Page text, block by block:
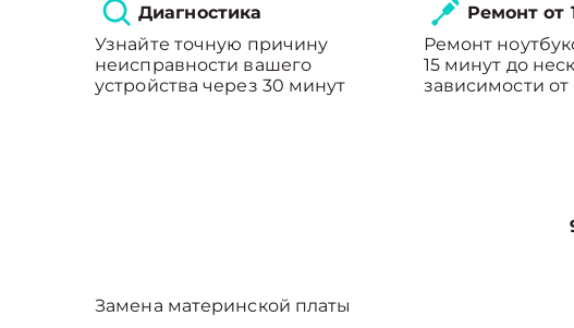
Диагностика
Узнайте точную причину
неисправности вашего
устройства через 30 минут
Ремонт от
Ремонт
15 минут до
зависимости
Замена материнской платы